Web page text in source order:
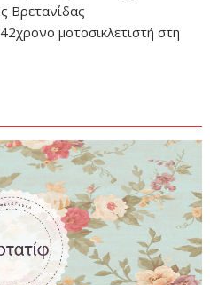
Βρετανίδας
μοτοσικλετιστή στη